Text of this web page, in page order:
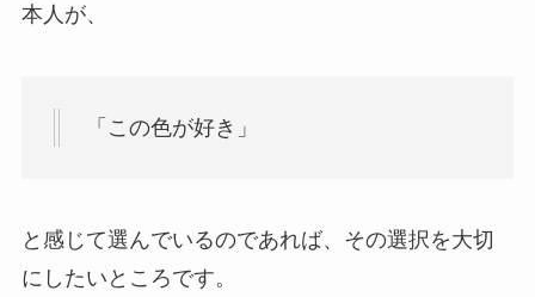
本人が、
「この色が好き」
と感じて選んでいるのであれば、その選択を大切
にしたいところです。